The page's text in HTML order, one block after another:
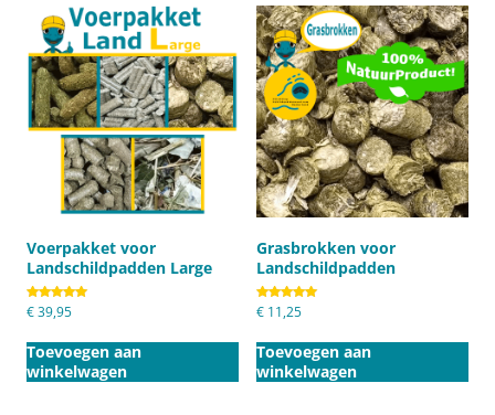
Voerpakket voor
Landschildpadden Large
Gewaardeerd
5.00
€39,95
Toevoegen aan
winkelwagen
Grasbrokken voor
Landschildpadden
Gewaardeerd
5.00
€ 11,25
Toevoegen aan
winkelwagen